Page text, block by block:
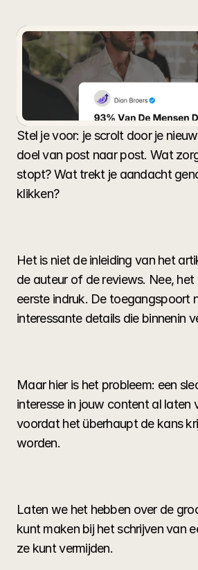
Adverteren
Deze
Stel je voor: je scrolt door je
doel van post naar post. Wat
stopt? Wat trekt je aandacht
klikken?
Stel je voor: je scrolt door je
doel van post naar post. Wat
stopt? Wat trekt je aandacht
klikken?
Het is niet de inleiding van het
de auteur of de reviews. Nee, het
eerste indruk. De toegangspoort
interessante details die binnenin
Maar hier is het probleem: een
interesse in jouw content al laten
voordat het überhaupt de kans
worden.
Laten we het hebben over de
kunt maken bij het schrijven van
ze kunt vermijden.